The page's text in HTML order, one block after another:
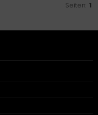
Seiten: 1